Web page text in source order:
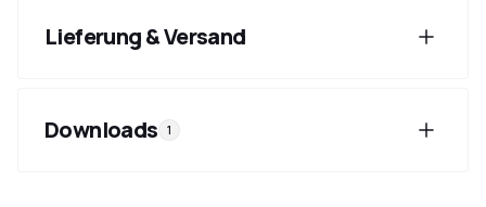
Lieferung & Versand
Downloads 1